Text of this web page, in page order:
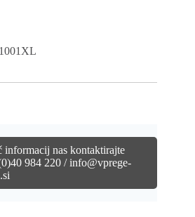
informacij nas kontaktirajte
984 220 / info@vprege-